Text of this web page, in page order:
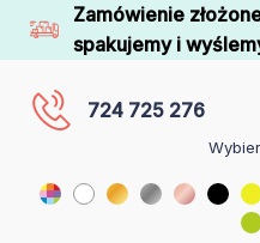
Zamówienie
spakujemy i
724 725 276